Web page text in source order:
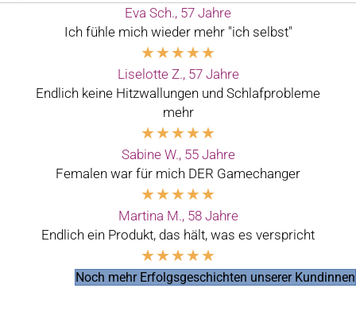
Eva Sch., 57 Jahre
Ich fühle mich wieder mehr "ich selbst"
★★★★★
Liselotte Z., 57 Jahre
Endlich keine Hitzwallungen und Schlafprobleme
mehr
★★★★★
Sabine W., 55 Jahre
Femalen war für mich DER Gamechanger
★★★★★
Martina M., 58 Jahre
Endlich ein Produkt, das hält, was es verspricht
★★★★★
Noch mehr Erfolgsgeschichten unserer Kundinnen